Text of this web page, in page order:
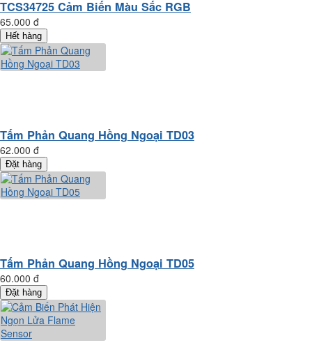
TCS34725 Cảm Biến Màu Sắc RGB
65.000 đ
Hết hàng
Tấm Phản Quang Hồng Ngoại TD03
62.000 đ
Đặt hàng
Tấm Phản Quang Hồng Ngoại TD05
60.000 đ
Đặt hàng